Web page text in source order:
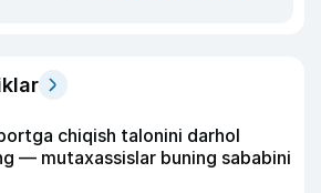
chiqish talonini darhol
— mutaxassislar buning sababini